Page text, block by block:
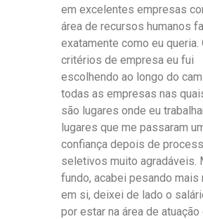
em excelentes empresas
área de recursos humanos
exatamente como eu queria.
critérios de empresa eu fui
escolhendo ao longo do
todas as empresas nas
são lugares onde eu
lugares que me passaram
confiança depois de
seletivos muito agradáveis.
fundo, acabei pesando mais
em si, deixei de lado o
por estar na área de atuação